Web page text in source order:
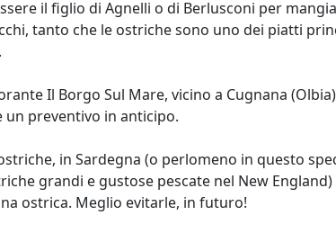
il figlio di Agnelli o di Berlusconi per
tanto che le ostriche sono uno dei piatti
Il Borgo Sul Mare, vicino a Cugnana
preventivo in anticipo.
in Sardegna (o perlomeno in questo
grandi e gustose pescate nel New
ostrica. Meglio evitarle, in futuro!